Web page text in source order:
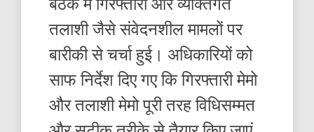
तलाशी जैसे संवेदनशील मामलों पर
बारीकी से चर्चा हुई। अधिकारियों को
साफ निर्देश दिए गए कि गिरफ्तारी मेमो
और तलाशी मेमो पूरी तरह विधिसम्मत